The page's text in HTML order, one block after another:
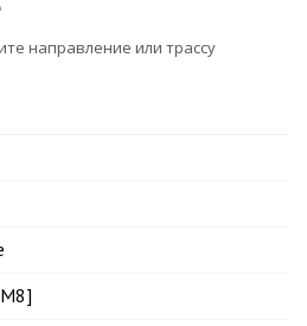
направление или трассу